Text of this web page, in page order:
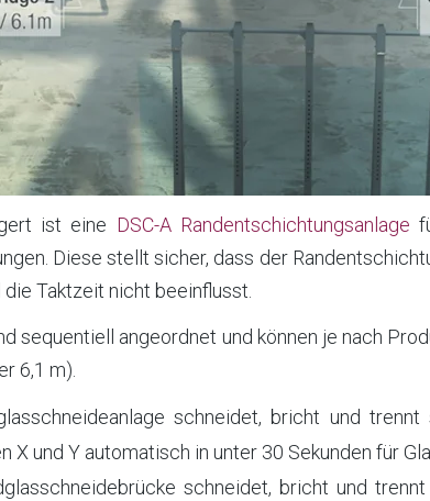
ist eine DSC-A Randentschichtungsanlage
Diese stellt sicher, dass der
Taktzeit nicht beeinflusst.
sequentiell angeordnet und können je nach
6,1 m).
schneidet, bricht und
X und Y automatisch in unter 30 Sekunden für
schneidet, bricht und